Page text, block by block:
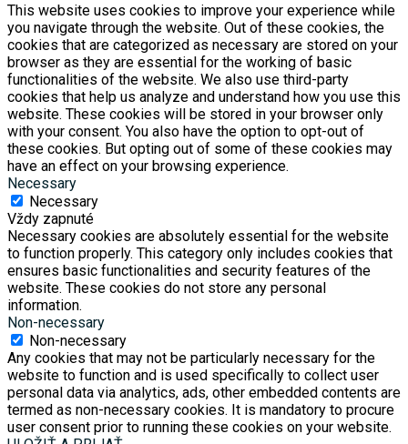
This website uses cookies to improve your experience while
you navigate through the website. Out of these cookies, the
cookies that are categorized as necessary are stored on your
browser as they are essential for the working of basic
functionalities of the website. We also use third-party
cookies that help us analyze and understand how you use this
website. These cookies will be stored in your browser only
with your consent. You also have the option to opt-out of
these cookies. But opting out of some of these cookies may
have an effect on your browsing experience.
Necessary
Necessary
Vždy zapnuté
Necessary cookies are absolutely essential for the website
to function properly. This category only includes cookies that
ensures basic functionalities and security features of the
website. These cookies do not store any personal
information.
Non-necessary
Non-necessary
Any cookies that may not be particularly necessary for the
website to function and is used specifically to collect user
personal data via analytics, ads, other embedded contents are
termed as non-necessary cookies. It is mandatory to procure
user consent prior to running these cookies on your website.